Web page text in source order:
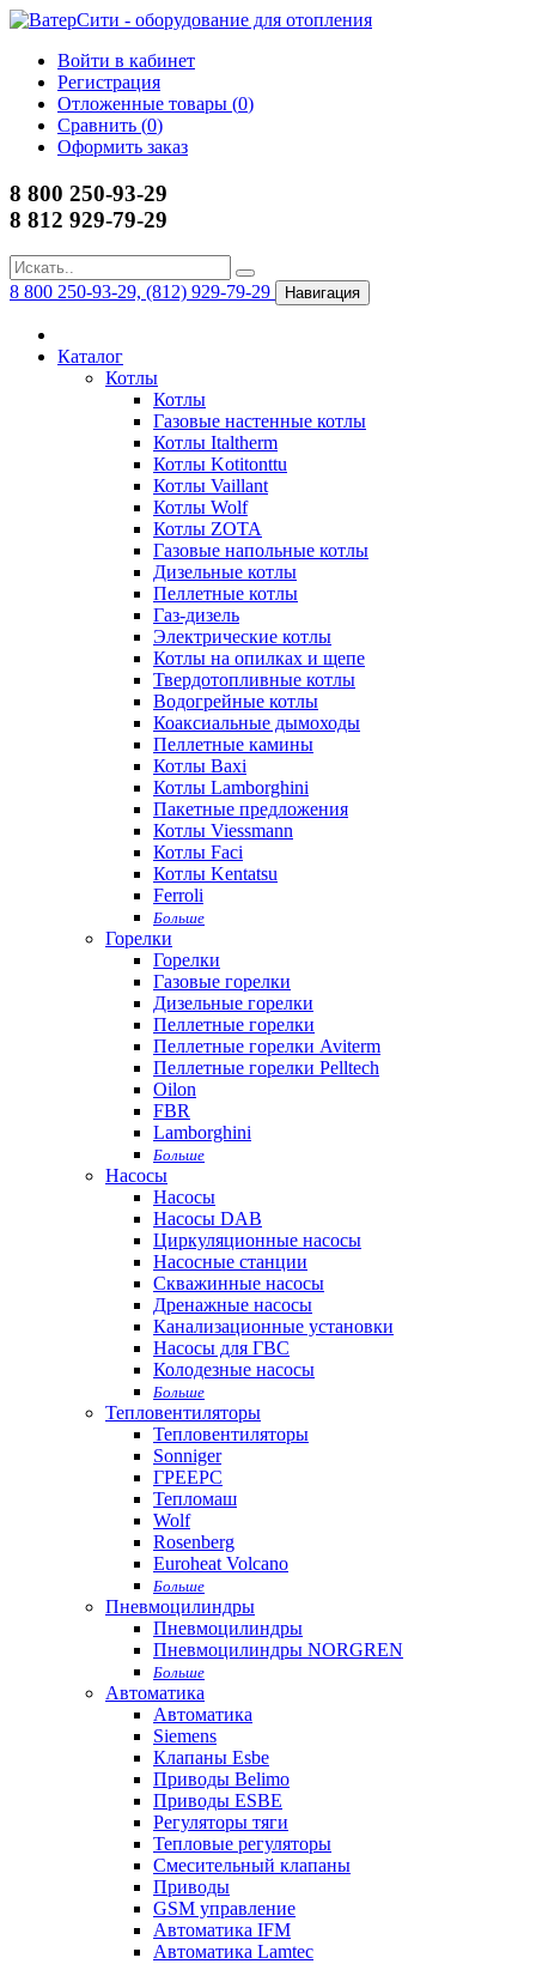
Войти в кабинет
Регистрация
Отложенные товары (0)
Сравнить (0)
Оформить заказ
8 800 250-93-29
8 812 929-79-29
8 800 250-93-29, (812) 929-79-29 Навигация
Каталог
Котлы
Котлы
Газовые настенные котлы
Котлы Italtherm
Котлы Kotitonttu
Котлы Vaillant
Котлы Wolf
Котлы ZOTA
Газовые напольные котлы
Дизельные котлы
Пеллетные котлы
Газ-дизель
Электрические котлы
Котлы на опилках и щепе
Твердотопливные котлы
Водогрейные котлы
Коаксиальные дымоходы
Пеллетные камины
Котлы Baxi
Котлы Lamborghini
Пакетные предложения
Котлы Viessmann
Котлы Faci
Котлы Kentatsu
Ferroli
Больше
Горелки
Горелки
Газовые горелки
Дизельные горелки
Пеллетные горелки
Пеллетные горелки Aviterm
Пеллетные горелки Pelltech
Oilon
FBR
Lamborghini
Больше
Насосы
Насосы
Насосы DAB
Циркуляционные насосы
Насосные станции
Скважинные насосы
Дренажные насосы
Канализационные установки
Насосы для ГВС
Колодезные насосы
Больше
Тепловентиляторы
Тепловентиляторы
Sonniger
ГРЕЕРС
Тепломаш
Wolf
Rosenberg
Euroheat Volcano
Больше
Пневмоцилиндры
Пневмоцилиндры
Пневмоцилиндры NORGREN
Больше
Автоматика
Автоматика
Siemens
Клапаны Esbe
Приводы Belimo
Приводы ESBE
Регуляторы тяги
Тепловые регуляторы
Cмесительный клапаны
Приводы
GSM управление
Автоматика IFM
Автоматика Lamtec